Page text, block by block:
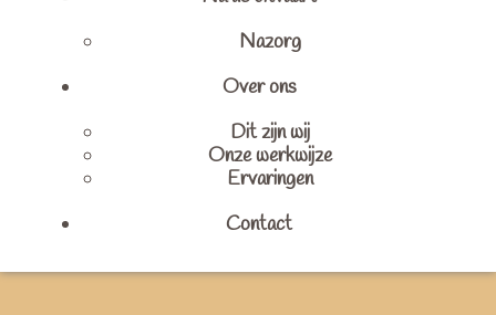
Nazorg
Over ons
Dit zijn wij
Onze werkwijze
Ervaringen
Contact